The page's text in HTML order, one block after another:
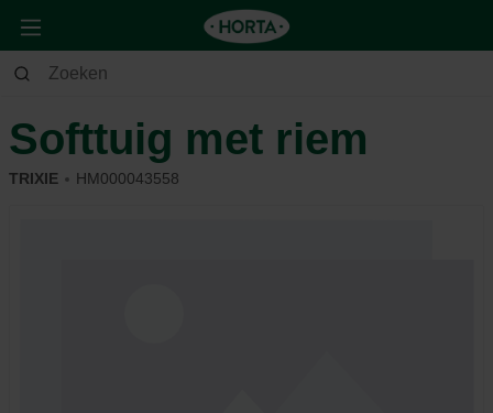
Dier Konijn & knaagdier
Softtuig met riem
TRIXIE HM000043558